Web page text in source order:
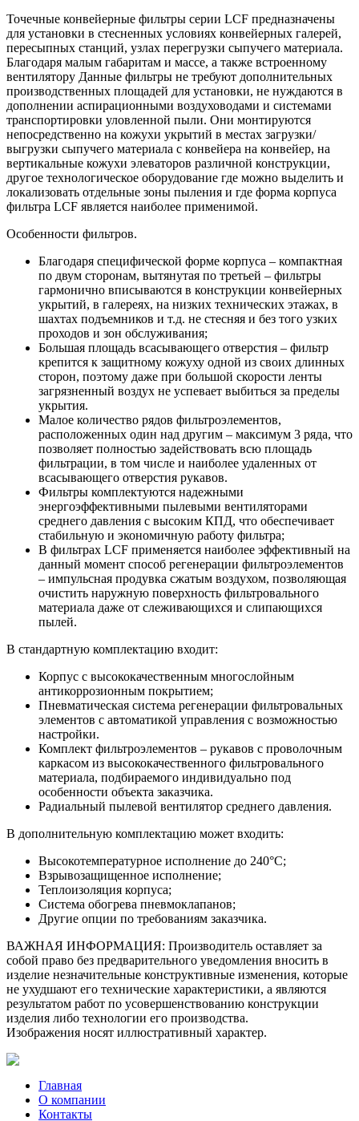
Точечные конвейерные фильтры серии LСF предназначены
для установки в стесненных условиях конвейерных галерей,
пересыпных станций, узлах перегрузки сыпучего материала.
Благодаря малым габаритам и массе, а также встроенному
вентилятору Данные фильтры не требуют дополнительных
производственных площадей для установки, не нуждаются в
дополнении аспирационными воздуховодами и системами
транспортировки уловленной пыли. Они монтируются
непосредственно на кожухи укрытий в местах загрузки/
выгрузки сыпучего материала с конвейера на конвейер, на
вертикальные кожухи элеваторов различной конструкции,
другое технологическое оборудование где можно выделить и
локализовать отдельные зоны пыления и где форма корпуса
фильтра LСF является наиболее применимой.
Особенности фильтров.
Благодаря специфической форме корпуса – компактная
по двум сторонам, вытянутая по третьей – фильтры
гармонично вписываются в конструкции конвейерных
укрытий, в галереях, на низких технических этажах, в
шахтах подъемников и т.д. не стесняя и без того узких
проходов и зон обслуживания;
Большая площадь всасывающего отверстия – фильтр
крепится к защитному кожуху одной из своих длинных
сторон, поэтому даже при большой скорости ленты
загрязненный воздух не успевает выбиться за пределы
укрытия.
Малое количество рядов фильтроэлементов,
расположенных один над другим – максимум 3 ряда, что
позволяет полностью задействовать всю площадь
фильтрации, в том числе и наиболее удаленных от
всасывающего отверстия рукавов.
Фильтры комплектуются надежными
энергоэффективными пылевыми вентиляторами
среднего давления с высоким КПД, что обеспечивает
стабильную и экономичную работу фильтра;
В фильтрах LСF применяется наиболее эффективный на
данный момент способ регенерации фильтроэлементов
– импульсная продувка сжатым воздухом, позволяющая
очистить наружную поверхность фильтровального
материала даже от слеживающихся и слипающихся
пылей.
В стандартную комплектацию входит:
Корпус с высококачественным многослойным
антикоррозионным покрытием;
Пневматическая система регенерации фильтровальных
элементов с автоматикой управления с возможностью
настройки.
Комплект фильтроэлементов – рукавов с проволочным
каркасом из высококачественного фильтровального
материала, подбираемого индивидуально под
особенности объекта заказчика.
Радиальный пылевой вентилятор среднего давления.
В дополнительную комплектацию может входить:
Высокотемпературное исполнение до 240°С;
Взрывозащищенное исполнение;
Теплоизоляция корпуса;
Система обогрева пневмоклапанов;
Другие опции по требованиям заказчика.
ВАЖНАЯ ИНФОРМАЦИЯ: Производитель оставляет за
собой право без предварительного уведомления вносить в
изделие незначительные конструктивные изменения, которые
не ухудшают его технические характеристики, а являются
результатом работ по усовершенствованию конструкции
изделия либо технологии его производства.
Изображения носят иллюстративный характер.
Главная
О компании
Контакты